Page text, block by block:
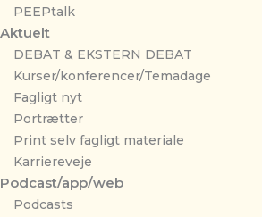
PEEPtalk
Aktuelt
DEBAT & EKSTERN DEBAT
Kurser/konferencer/Temadage
Fagligt nyt
Portrætter
Print selv fagligt materiale
Karriereveje
Podcast/app/web
Podcasts